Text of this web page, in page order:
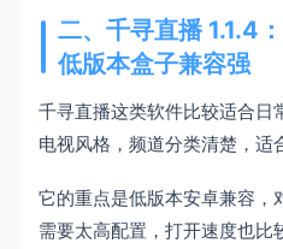
二、千寻直播 1.1.4
低版本盒子兼容强
千寻直播这类软件比较适合日
电视风格，频道分类清楚，适
它的重点是低版本安卓兼容，
需要太高配置，打开速度也比